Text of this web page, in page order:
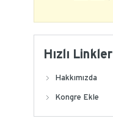
Hızlı Linkler
Hakkımızda
Kongre Ekle